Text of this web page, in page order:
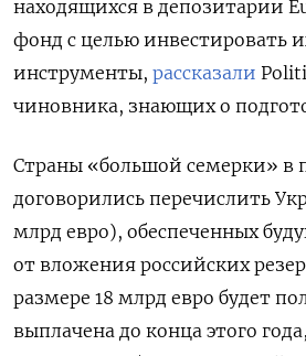
находящихся в депозитарии
фонд с целью инвестировать
инструменты, рассказали
чиновника, знающих о
Страны «большой семерки» в
договорились перечислить
млрд евро), обеспеченных
от вложения российских
размере 18 млрд евро будет
выплачена до конца этого